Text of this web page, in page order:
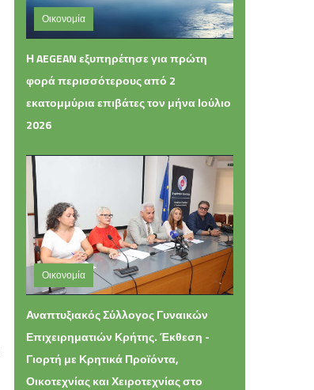
Οικονομία
Πέμπτη 06 Αυγούστου 2026 13:42
Η AEGEAN εξυπηρέτησε για πρώτη
φορά περισσότερους από 2
εκατομμύρια επιβάτες τον μήνα Ιούλιο
2026
Οικονομία
Τετάρτη 05 Αυγούστου 2026 16:49
Αναπτυξιακός Σύλλογος Γυναικών
Επιχειρηματιών Κρήτης. Έκθεση -
Γιορτή με Κρητικά Προϊόντα,
Οικοτεχνίας και Χειροτεχνίας στο